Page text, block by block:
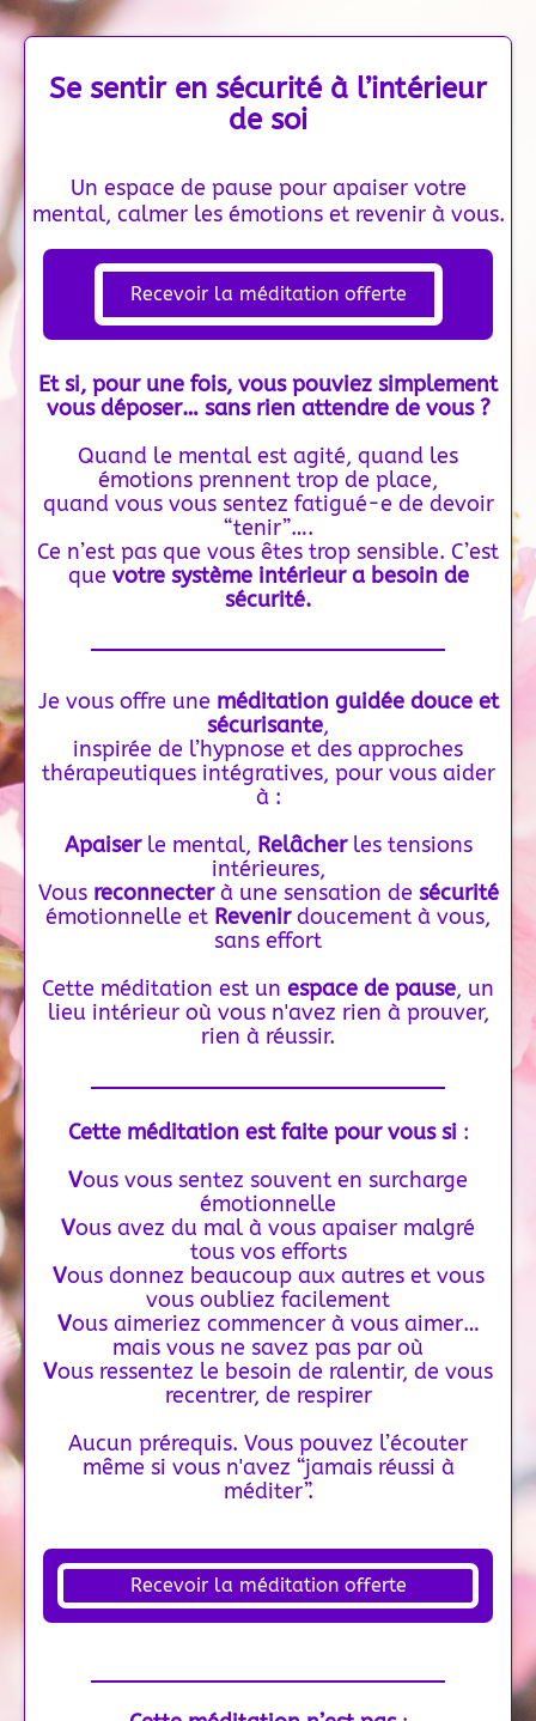
Se sentir en sécurité à l’intérieur
de soi
Un espace de pause pour apaiser votre
mental, calmer les émotions et revenir à vous.
Recevoir la méditation offerte
Et si, pour une fois, vous pouviez simplement
vous déposer… sans rien attendre de vous ?
Quand le mental est agité, quand les
émotions prennent trop de place,
quand vous vous sentez fatigué-e de devoir
“tenir”….
Ce n’est pas que vous êtes trop sensible. C’est
que votre système intérieur a besoin de
sécurité.
Je vous offre une méditation guidée douce et
sécurisante,
inspirée de l’hypnose et des approches
thérapeutiques intégratives, pour vous aider
à :
Apaiser le mental, Relâcher les tensions
intérieures,
Vous reconnecterà une sensation de sécurité
émotionnelle et Revenirdoucement à vous,
sans effort
Cette méditation est un espace de pause, un
lieu intérieur où vous n'avez rien à prouver,
rien à réussir.
Cette méditation est faite pour vous si :
Vous vous sentez souvent en surcharge
émotionnelle
Vous avez du mal à vous apaiser malgré
tous vos efforts
Vous donnez beaucoup aux autres et vous
vous oubliez facilement
Vous aimeriez commencer à vous aimer…
mais vous ne savez pas par où
Vous ressentez le besoin de ralentir, de vous
recentrer, de respirer
Aucun prérequis. Vous pouvez l’écouter
même si vous n'avez “jamais réussi à
méditer”.
Recevoir la méditation offerte